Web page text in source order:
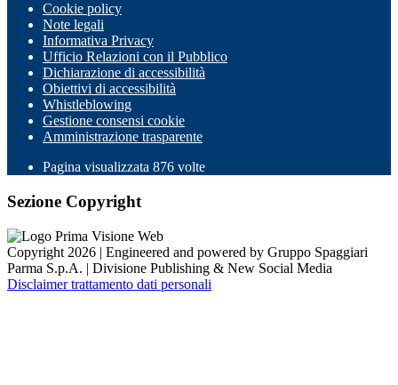
Cookie policy
Note legali
Informativa Privacy
Ufficio Relazioni con il Pubblico
Dichiarazione di accessibilità
Obiettivi di accessibilità
Whistleblowing
Gestione consensi cookie
Amministrazione trasparente
Pagina visualizzata 876 volte
Sezione Copyright
Copyright 2026 | Engineered and powered by Gruppo Spaggiari
Parma S.p.A. | Divisione Publishing & New Social Media
Disclaimer trattamento dati personali